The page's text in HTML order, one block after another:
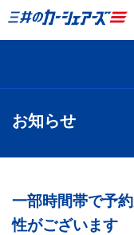
お知らせ
一部時間帯で予
性がございます